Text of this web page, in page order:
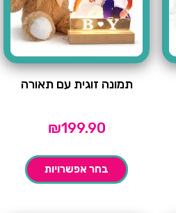
תמונה זוגית עם תאורה
₪199.90
בחר אפשרויות